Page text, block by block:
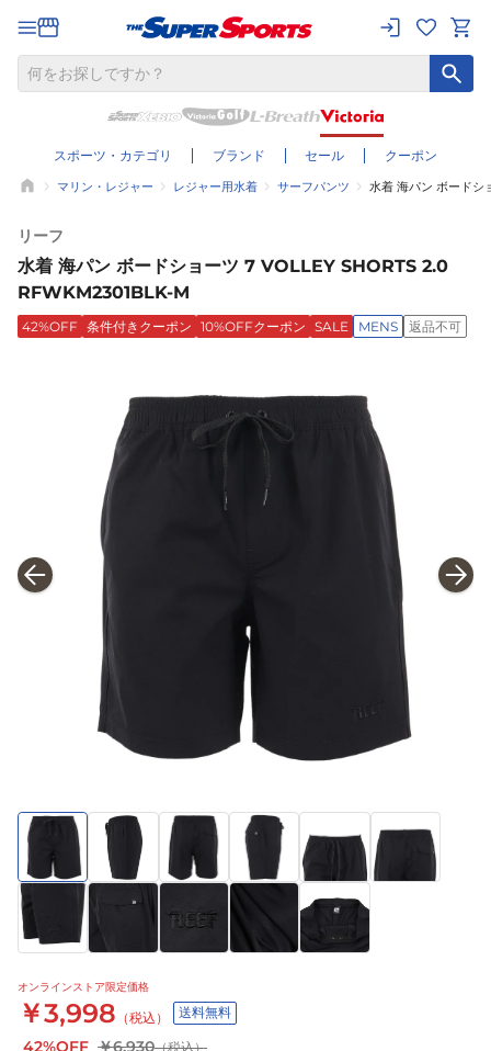
スポーツ・カテゴリ ブランド セール クーポン
マリン・レジャー レジャー用水着 サーフパンツ 水着 海パン ボード
リーフ
水着 海パン ボードショーツ 7 VOLLEY SHORTS 2.0
RFWKM2301BLK-M
42%OFF 条件付きクーポン 10%OFFクーポン SALE MENS 返品不可
オンラインストア限定価格
￥3,998 （税込） 送料無料
42%OFF ￥6,930（税込）